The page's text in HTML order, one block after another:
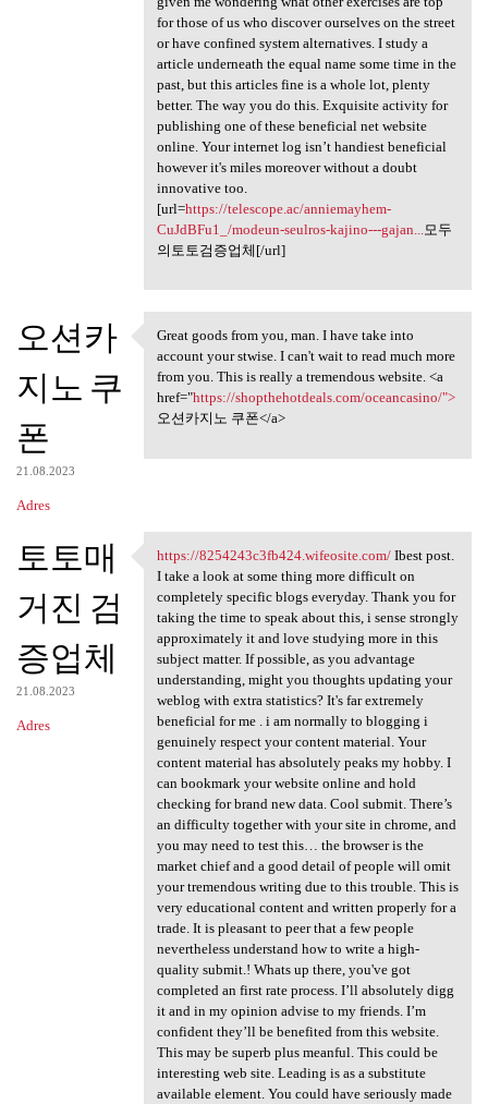
for those of us who discover ourselves on the street
or have confined system alternatives. I study a
article underneath the equal name some time in the
past, but this articles fine is a whole lot, plenty
better. The way you do this. Exquisite activity for
publishing one of these beneficial net website
online. Your internet log isn’t handiest beneficial
however it's miles moreover without a doubt
innovative too.
[url=https://telescope.ac/anniemayhem-
CuJdBFu1_/modeun-seulros-kajino---gajan...
모두
의토토검증업체[/url]
오션카
지노 쿠
폰
21.08.2023
Adres
Great goods from you, man. I
Great goods from you, man. I have take into
account your stwise. I can't wait to read much more
from you. This is really a tremendous website. <a
href="https://shopthehotdeals.com/oceancasino/">
오션카지노 쿠폰</a>
토토매
거진 검
증업체
21.08.2023
Adres
https://8254243c3fb424
https://8254243c3fb424.wifeosite.com/Ibest post.
I take a look at some thing more difficult on
completely specific blogs everyday. Thank you for
taking the time to speak about this, i sense strongly
approximately it and love studying more in this
subject matter. If possible, as you advantage
understanding, might you thoughts updating your
weblog with extra statistics? It's far extremely
beneficial for me . i am normally to blogging i
genuinely respect your content material. Your
content material has absolutely peaks my hobby. I
can bookmark your website online and hold
checking for brand new data. Cool submit. There’s
an difficulty together with your site in chrome, and
you may need to test this… the browser is the
market chief and a good detail of people will omit
your tremendous writing due to this trouble. This is
very educational content and written properly for a
trade. It is pleasant to peer that a few people
nevertheless understand how to write a high-
quality submit.! Whats up there, you've got
completed an first rate process. I’ll absolutely digg
it and in my opinion advise to my friends. I’m
confident they’ll be benefited from this website.
This may be superb plus meanful. This could be
interesting web site. Leading is as a substitute
available element. You could have seriously made